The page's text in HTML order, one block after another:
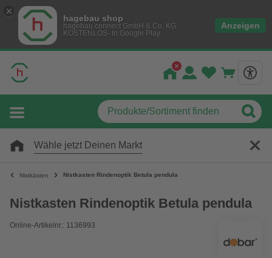
hagebau shop
hagebau connect GmbH & Co. KG
KOSTENLOS- In Google Play
Anzeigen
Wähle jetzt Deinen Markt
Nistkästen Nistkasten Rindenoptik Betula pendula
Nistkasten Rindenoptik Betula pendula
Online-Artikelnr.: 1136993